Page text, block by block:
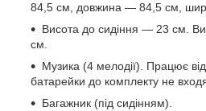
84,5 см, довжина — 84,5 см,
Висота до сидіння — 23 см.
см.
Музика (4 мелодії). Працює
батарейки до комплекту не
Багажник (під сидінням).